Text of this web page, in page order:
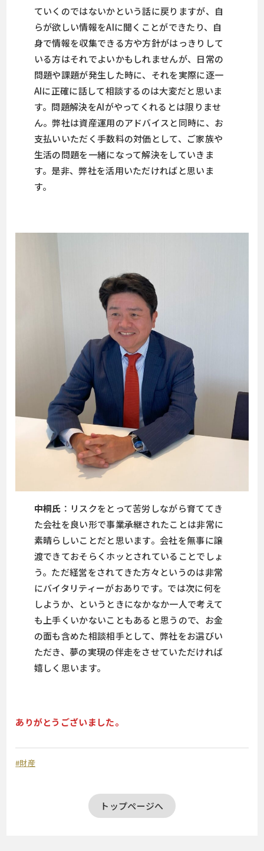
ていくのではないかという話に戻りますが、自
らが欲しい情報をAIに聞くことができたり、自
身で情報を収集できる方や方針がはっきりして
いる方はそれでよいかもしれませんが、日常の
問題や課題が発生した時に、それを実際に逐一
AIに正確に話して相談するのは大変だと思いま
す。問題解決をAIがやってくれるとは限りませ
ん。弊社は資産運用のアドバイスと同時に、お
支払いいただく手数料の対価として、ご家族や
生活の問題を一緒になって解決をしていきま
す。是非、弊社を活用いただければと思いま
す。
中桐氏 ：リスクをとって苦労しながら育ててき
た会社を良い形で事業承継されたことは非常に
素晴らしいことだと思います。会社を無事に譲
渡できておそらくホッとされていることでしょ
う。ただ経営をされてきた方々というのは非常
にバイタリティーがおありです。では次に何を
しようか、というときになかなか一人で考えて
も上手くいかないこともあると思うので、お金
の面も含めた相談相手として、弊社をお選びい
ただき、夢の実現の伴走をさせていただければ
嬉しく思います。
ありがとうございました。
#財産
トップページへ